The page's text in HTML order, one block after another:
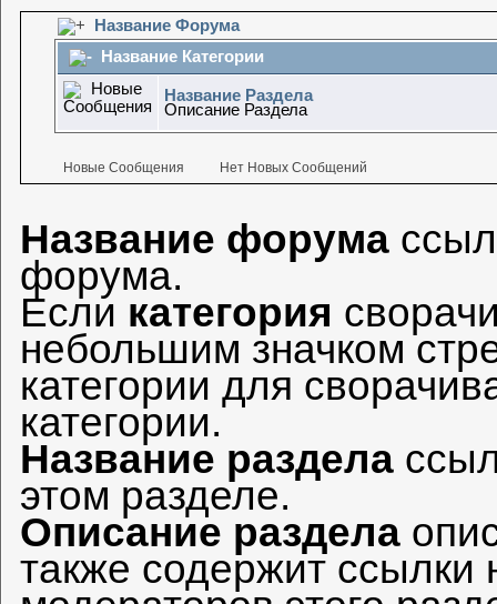
Название Форума
Название Категории
Название Раздела
Описание Раздела
Новые Сообщения Нет Новых Сообщений
Название форума
форума.
Если категория
небольшим значком
категории для
категории.
Название раздела
этом разделе.
Описание раздела
также содержит ссылки